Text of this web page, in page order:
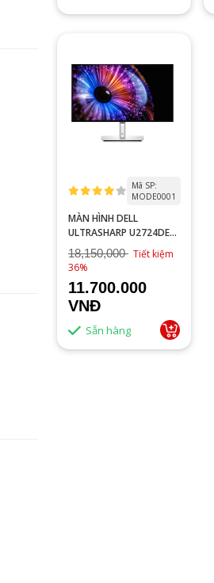
Mã SP:
MODE0001
MÀN HÌNH DELL
ULTRASHARP U2724DE
27 INCH 2K IPS 120HZ
5MS
18,150,000 Tiết kiệm
36%
11.700.000
VNĐ
Sẵn hàng